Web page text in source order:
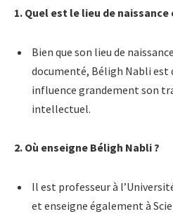
1. Quel est le lieu de
Bien que son lieu de
documenté, Béligh Nabli est
influence grandement son
intellectuel.
2. Où enseigne Béligh Nabli ?
Il est professeur à
et enseigne également à